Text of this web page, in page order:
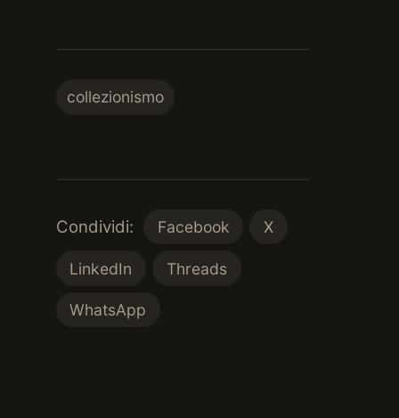
collezionismo
Condividi: Facebook X
LinkedIn Threads
WhatsApp